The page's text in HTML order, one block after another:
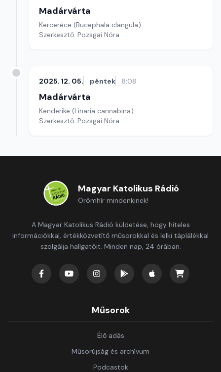
Madárvárta
Kerceréce (Bucephala clangula)
Szerkesztő: Pozsgai Nóra
2025. 12. 05. péntek 8:08
Madárvárta
Kenderike (Linaria cannabina)
Szerkesztő: Pozsgai Nóra
Magyar Katolikus Rádió
Örömhír mindenkinek!
A Magyar Katolikus Rádió küldetése, hogy hiteles
információkkal, értékközvetítő műsorokkal és lelki táplálékkal
szolgálja hallgatóit. Minden nap, 24 órában.
Műsorok
Élő adás
Műsorújság és archívum
Podcastok